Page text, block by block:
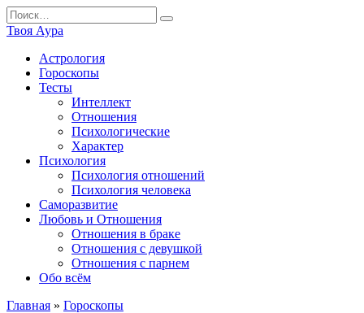
Перейти
к
содержанию
Search
for:
Твоя Аура
Астрология
Гороскопы
Тесты
Интеллект
Отношения
Психологические
Характер
Психология
Психология отношений
Психология человека
Саморазвитие
Любовь и Отношения
Отношения в браке
Отношения с девушкой
Отношения с парнем
Обо всём
Главная » Гороскопы